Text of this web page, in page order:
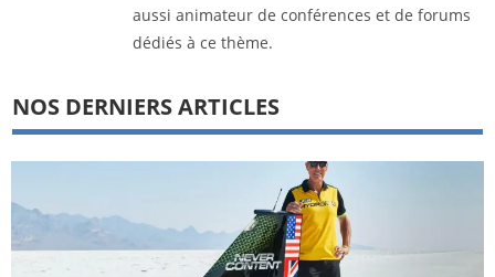
aussi animateur de conférences et de forums
dédiés à ce thème.
NOS DERNIERS ARTICLES